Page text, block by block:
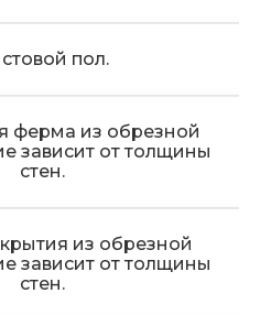
пол.
ферма из обрезной
зависит от толщины
стен.
из обрезной
зависит от толщины
стен.